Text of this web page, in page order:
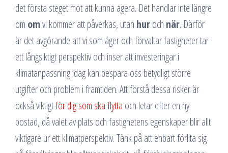
det första steget mot att kunna agera. Det handlar inte längre
om omvi kommer att påverkas, utan huroch när. Därför
är det avgörande att vi som äger och förvaltar fastigheter tar
ett långsiktigt perspektiv och inser att investeringar i
klimatanpassning idag kan bespara oss betydligt större
utgifter och problem i framtiden. Att förstå dessa risker är
också viktigtför dig som ska flytta och letar efter en ny
bostad, då valet av plats och fastighetens egenskaper blir allt
viktigare ur ett klimatperspektiv. Tänk på att enbart förlita sig